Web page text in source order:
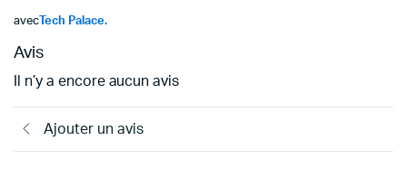
avecTech Palace.
Avis
Il n’y a encore aucun avis
Ajouter un avis